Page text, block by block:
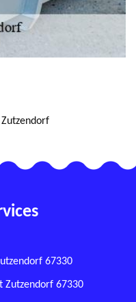
67330
Zutzendorf 67330